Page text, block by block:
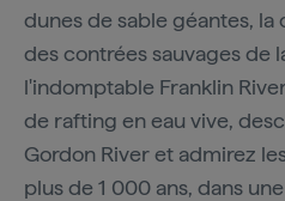
dunes de sable géantes,
des contrées sauvages de
l'indomptable Franklin
de rafting en eau vive,
Gordon River et admirez
plus de 1 000 ans, dans